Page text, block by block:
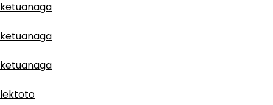
ketuanaga
ketuanaga
ketuanaga
lektoto